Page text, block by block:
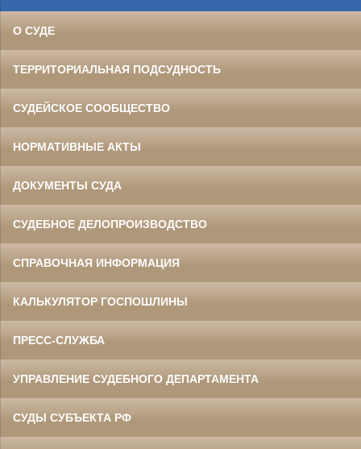
О СУДЕ
ТЕРРИТОРИАЛЬНАЯ ПОДСУДНОСТЬ
СУДЕЙСКОЕ СООБЩЕСТВО
НОРМАТИВНЫЕ АКТЫ
ДОКУМЕНТЫ СУДА
СУДЕБНОЕ ДЕЛОПРОИЗВОДСТВО
СПРАВОЧНАЯ ИНФОРМАЦИЯ
КАЛЬКУЛЯТОР ГОСПОШЛИНЫ
ПРЕСС-СЛУЖБА
УПРАВЛЕНИЕ СУДЕБНОГО ДЕПАРТАМЕНТА
СУДЫ СУБЪЕКТА РФ